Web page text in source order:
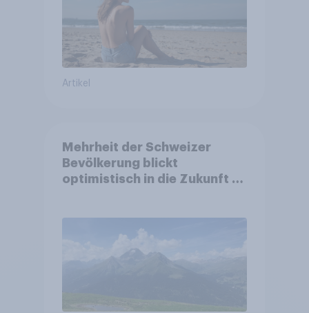
Artikel
Mehrheit der Schweizer
Bevölkerung blickt
optimistisch in die Zukunft –
Altersvorsorge